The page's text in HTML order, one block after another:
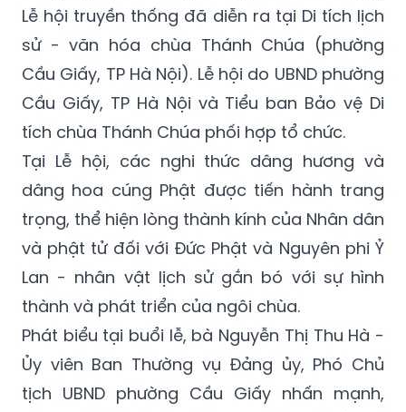
Lễ hội truyền thống đã diễn ra tại Di tích lịch
sử - văn hóa chùa Thánh Chúa (phường
Cầu Giấy, TP Hà Nội). Lễ hội do UBND phường
Cầu Giấy, TP Hà Nội và Tiểu ban Bảo vệ Di
tích chùa Thánh Chúa phối hợp tổ chức.
Tại Lễ hội, các nghi thức dâng hương và
dâng hoa cúng Phật được tiến hành trang
trọng, thể hiện lòng thành kính của Nhân dân
và phật tử đối với Đức Phật và Nguyên phi Ỷ
Lan - nhân vật lịch sử gắn bó với sự hình
thành và phát triển của ngôi chùa.
Phát biểu tại buổi lễ, bà Nguyễn Thị Thu Hà -
Ủy viên Ban Thường vụ Đảng ủy, Phó Chủ
tịch UBND phường Cầu Giấy nhấn mạnh,